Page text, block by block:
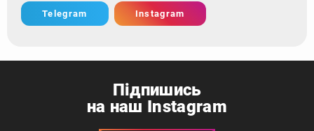
Telegram Instagram
Підпишись
на наш Instagram